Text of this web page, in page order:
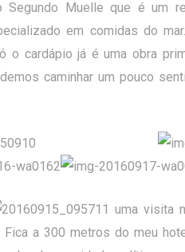
Segundo Muelle que é um
em comidas do
o cardápio já é uma obra
caminhar um pouco
uma visita
Fica a 300 metros do meu